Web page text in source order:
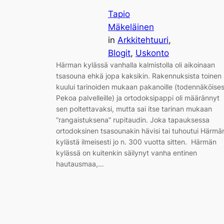
Tapio
Mäkeläinen
in Arkkitehtuuri
Blogit, Uskonto
Härman kylässä vanhalla kalmistolla oli aikoinaan
tsasouna ehkä jopa kaksikin. Rakennuksista toinen
kuului tarinoiden mukaan pakanoille
Pekoa palvelleille) ja ortodoksipappi oli määrännyt
sen poltettavaksi, mutta sai itse tarinan mukaan
”rangaistuksena” rupitaudin. Joka tapauksessa
ortodoksinen tsasounakin hävisi tai tuhoutui
kylästä ilmeisesti jo n. 300 vuotta sitten. Härmän
kylässä on kuitenkin säilynyt vanha entinen
hautausmaa,…